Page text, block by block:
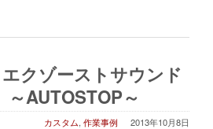
クゾーストサウンド
AUTOSTOP～
2013年10月8日
カスタム, 作業事例